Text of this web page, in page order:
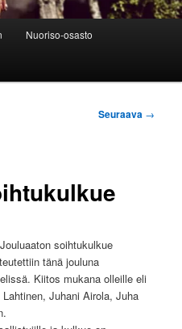
Nuoriso-osasto
Seuraava →
soihtukulkue
tänä jouluna
Kiitos mukana olleille eli
Juhani Airola, Juha